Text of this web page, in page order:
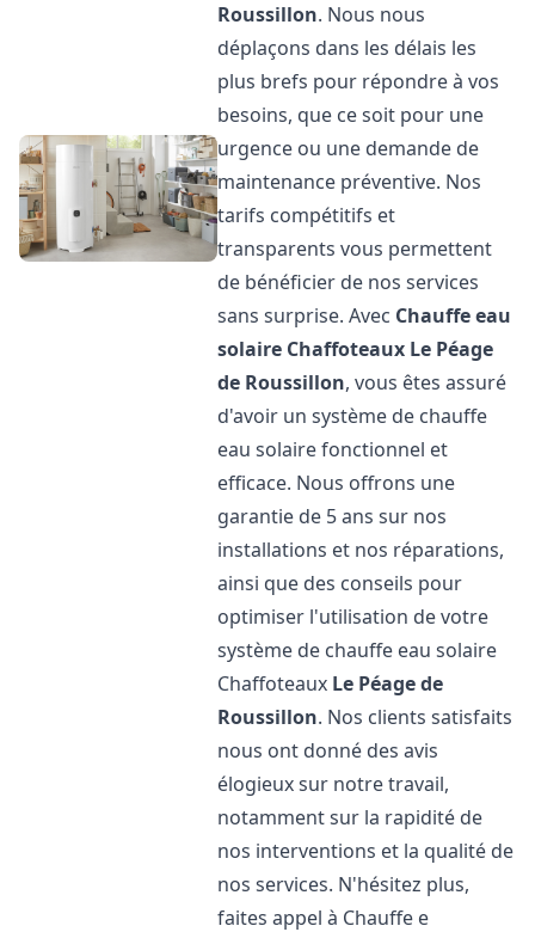
Roussillon. Nous nous
déplaçons dans les délais les
plus brefs pour répondre à vos
besoins, que ce soit pour une
urgence ou une demande de
maintenance préventive. Nos
tarifs compétitifs et
transparents vous permettent
de bénéficier de nos services
sans surprise. Avec Chauffe eau
solaire Chaffoteaux Le Péage
de Roussillon, vous êtes assuré
d'avoir un système de chauffe
eau solaire fonctionnel et
efficace. Nous offrons une
garantie de 5 ans sur nos
installations et nos réparations,
ainsi que des conseils pour
optimiser l'utilisation de votre
système de chauffe eau solaire
Chaffoteaux Le Péage de
Roussillon. Nos clients satisfaits
nous ont donné des avis
élogieux sur notre travail,
notamment sur la rapidité de
nos interventions et la qualité de
nos services. N'hésitez plus,
faites appel à Chauffe e